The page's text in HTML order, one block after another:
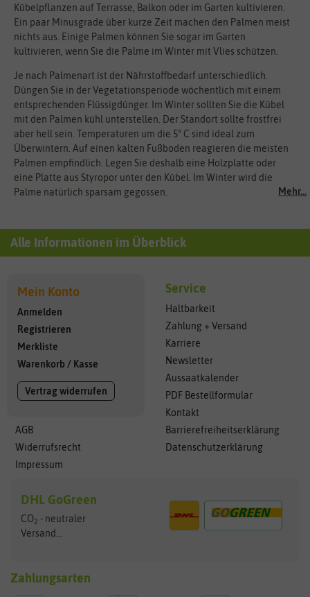
Mehr...
Kübelpflanzen auf Terrasse, Balkon oder im Garten kultivieren.
Ein paar Minusgrade über kurze Zeit machen den Palmen meist
nichts aus. Einige Palmen können Sie sogar im Garten
kultivieren, wenn Sie die Palme im Winter mit Vlies schützen.
Je nach Palmenart ist der Nährstoffbedarf unterschiedlich.
Düngen Sie in der Vegetationsperiode wöchentlich mit einem
entsprechenden Flüssigdünger. Im Winter sollten Sie die Kübel
mit den Palmen kühl unterstellen. Der Standort sollte frostfrei
aber hell sein. Temperaturen um die 5° C sind ideal zum
Überwintern. Auf einen kalten Fußboden reagieren die meisten
Palmen empfindlich. Legen Sie deshalb eine Holzplatte oder
eine Platte aus Styropor unter den Kübel. Im Winter wird die
Palme natürlich sparsam gegossen.
Alle Informationen im Überblick
Mein Konto
Anmelden
Registrieren
Merkliste
Warenkorb / Kasse
Vertrag widerrufen
AGB
Widerrufsrecht
Impressum
Service
Haltbarkeit
Zahlung + Versand
Karriere
Newsletter
Aussaatkalender
PDF Bestellformular
Kontakt
Barrierefreiheitserklärung
Datenschutzerklärung
DHL GoGreen
CO2 - neutraler
Versand...
Zahlungsarten